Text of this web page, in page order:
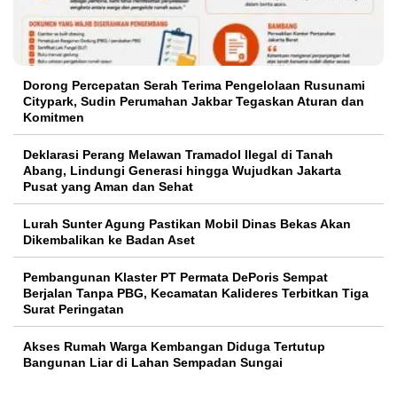
Dorong Percepatan Serah Terima Pengelolaan Rusunami
Citypark, Sudin Perumahan Jakbar Tegaskan Aturan dan
Komitmen
Deklarasi Perang Melawan Tramadol Ilegal di Tanah
Abang, Lindungi Generasi hingga Wujudkan Jakarta
Pusat yang Aman dan Sehat
Lurah Sunter Agung Pastikan Mobil Dinas Bekas Akan
Dikembalikan ke Badan Aset
Pembangunan Klaster PT Permata DePoris Sempat
Berjalan Tanpa PBG, Kecamatan Kalideres Terbitkan Tiga
Surat Peringatan
Akses Rumah Warga Kembangan Diduga Tertutup
Bangunan Liar di Lahan Sempadan Sungai